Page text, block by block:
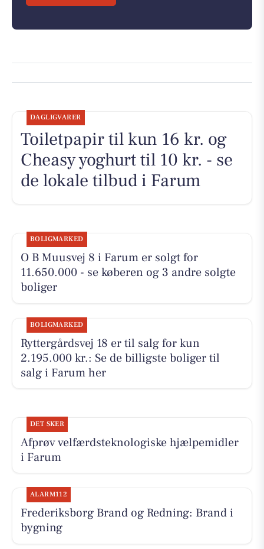
DAGLIGVARER
Toiletpapir til kun 16 kr. og
Cheasy yoghurt til 10 kr. - se
de lokale tilbud i Farum
BOLIGMARKED
O B Muusvej 8 i Farum er solgt for
11.650.000 - se køberen og 3 andre solgte
boliger
BOLIGMARKED
Ryttergårdsvej 18 er til salg for kun
2.195.000 kr.: Se de billigste boliger til
salg i Farum her
DET SKER
Afprøv velfærdsteknologiske hjælpemidler
i Farum
ALARM112
Frederiksborg Brand og Redning: Brand i
bygning